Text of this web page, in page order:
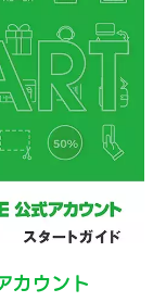
カウント